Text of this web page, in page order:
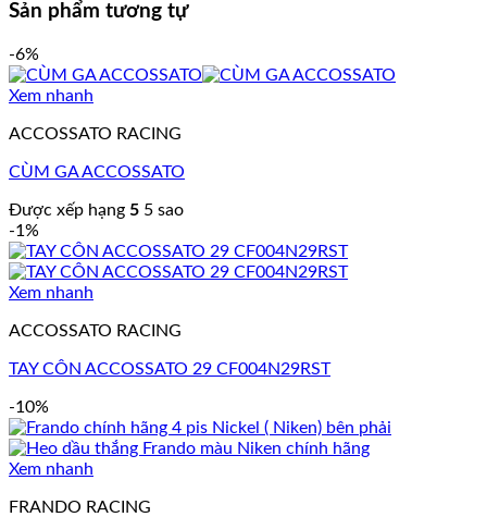
Sản phẩm tương tự
-6%
Xem nhanh
ACCOSSATO RACING
CÙM GA ACCOSSATO
Được xếp hạng 5 5 sao
-1%
Xem nhanh
ACCOSSATO RACING
TAY CÔN ACCOSSATO 29 CF004N29RST
-10%
Xem nhanh
FRANDO RACING